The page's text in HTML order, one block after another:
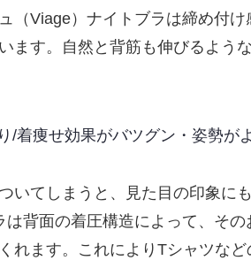
（Viage）ナイトブラは締め付
ます。自然と背筋も伸びるよう
/着痩せ効果がバツグン・姿勢が
いてしまうと、見た目の印象に
は背面の着圧構造によって、そ
れます。これによりTシャツな